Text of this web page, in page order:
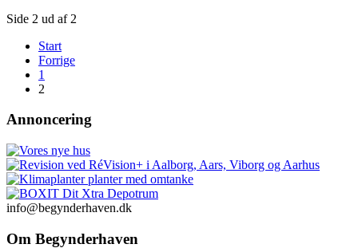
Side 2 ud af 2
Start
Forrige
1
2
Annoncering
info@begynderhaven.dk
Om Begynderhaven